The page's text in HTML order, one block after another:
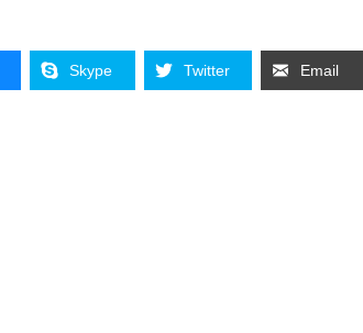
Skype Twitter Email